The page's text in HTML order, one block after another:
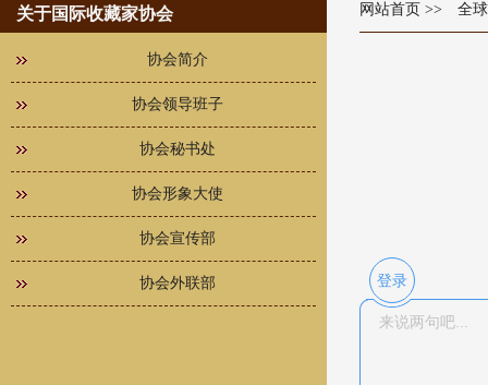
关于国际收藏家协会
协会简介
协会领导班子
协会秘书处
协会形象大使
协会宣传部
协会外联部
网站首页 >> 全球
登录